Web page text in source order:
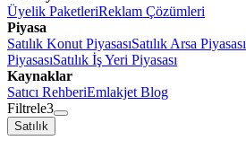
Üyelik PaketleriReklam Çözümleri
Piyasa
Satılık Konut PiyasasıSatılık Arsa Piyasası
PiyasasıSatılık İş Yeri Piyasası
Kaynaklar
Satıcı RehberiEmlakjet Blog
Filtrele3
Satılık